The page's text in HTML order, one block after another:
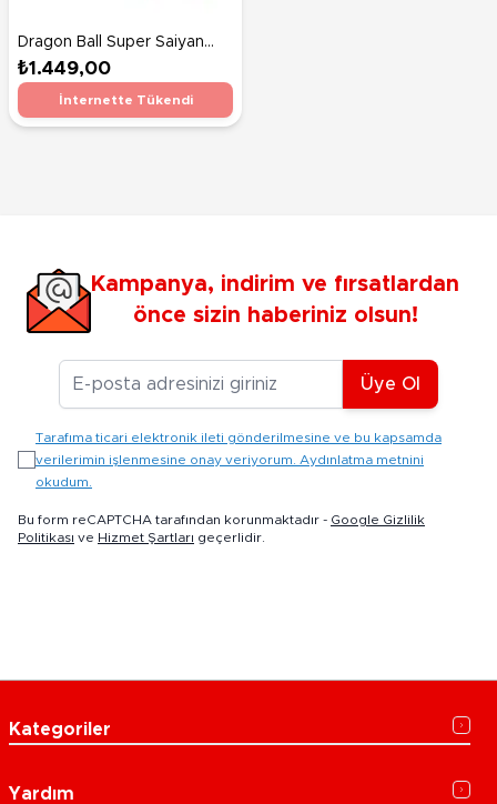
Dragon Ball Super Saiyan
Blue Goku Figür 30 Cm
₺1.449,00
İnternette Tükendi
Kampanya, indirim ve fırsatlardan
önce sizin haberiniz olsun!
E-posta Adresiniz
Üye Ol
Tarafıma ticari elektronik ileti gönderilmesine ve bu kapsamda
verilerimin işlenmesine onay veriyorum. Aydınlatma metnini
okudum.
Bu form reCAPTCHA tarafından korunmaktadır - Google Gizlilik
Politikası ve Hizmet Şartları geçerlidir.
Kategoriler
Yardım